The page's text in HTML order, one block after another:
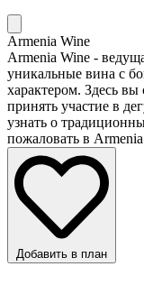
Armenia Wine
Armenia Wine -
уникальные вина с
характером. Здесь
принять участие в
узнать о
пожаловать в
Добавить в план